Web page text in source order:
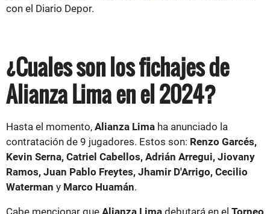
con el Diario Depor.
¿Cuales son los fichajes de
Alianza Lima en el 2024?
Hasta el momento, Alianza Lima ha anunciado la
contratación de 9 jugadores. Estos son: Renzo Garcés,
Kevin Serna, Catriel Cabellos, Adrián Arregui, Jiovany
Ramos, Juan Pablo Freytes, Jhamir D'Arrigo, Cecilio
Waterman y Marco Huamán.
Cabe mencionar que Alianza Lima debutará en el Torneo